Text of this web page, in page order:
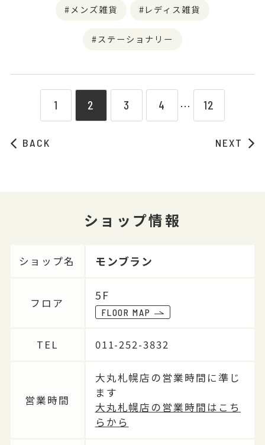
メンズ雑貨 レディス雑貨
ステーショナリー
BACK
1 2 3 4 ⋯ 12
NEXT
ショップ情報
ショップ名 モンブラン
フロア
5F
FLOOR MAP
TEL 011-252-3832
営業時間
大丸札幌店の営業時間に準じ
ます
大丸札幌店の営業時間はこち
らから